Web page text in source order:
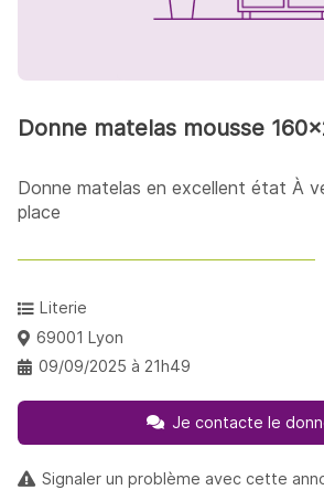
Donne matelas mousse
Donne matelas en excellent état À
place
Literie
69001 Lyon
09/09/2025 à 21h49
Je contacte le
Signaler un problème avec cette